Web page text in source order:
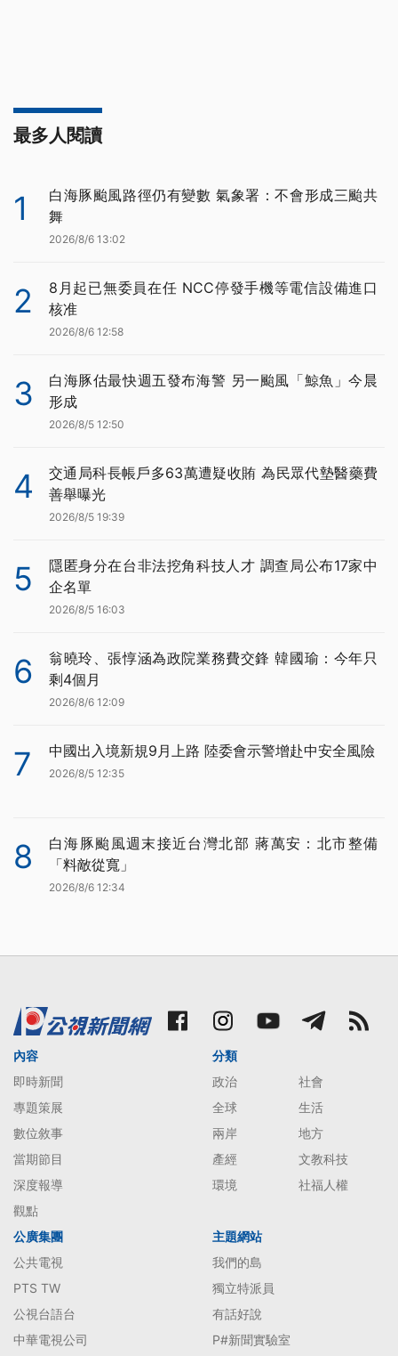
最多人閱讀
1
白海豚颱風路徑仍有變數 氣象署：不會形成三颱共
舞
2026/8/6 13:02
2
8月起已無委員在任 NCC停發手機等電信設備進口
核准
2026/8/6 12:58
3
白海豚估最快週五發布海警 另一颱風「鯨魚」今晨
形成
2026/8/5 12:50
4
交通局科長帳戶多63萬遭疑收賄 為民眾代墊醫藥費
善舉曝光
2026/8/5 19:39
5
隱匿身分在台非法挖角科技人才 調查局公布17家中
企名單
2026/8/5 16:03
6
翁曉玲、張惇涵為政院業務費交鋒 韓國瑜：今年只
剩4個月
2026/8/6 12:09
7 中國出入境新規9月上路 陸委會示警增赴中安全風險
2026/8/5 12:35
8
白海豚颱風週末接近台灣北部 蔣萬安：北市整備
「料敵從寬」
2026/8/6 12:34
內容
即時新聞
專題策展
數位敘事
當期節目
深度報導
觀點
分類
政治
社會
全球
生活
兩岸
地方
產經
文教科技
環境
社福人權
公廣集團
公共電視
PTS TW
公視台語台
中華電視公司
主題網站
我們的島
獨立特派員
有話好說
P#新聞實驗室